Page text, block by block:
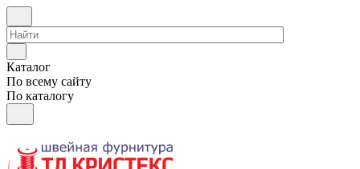
Каталог
По всему сайту
По каталогу